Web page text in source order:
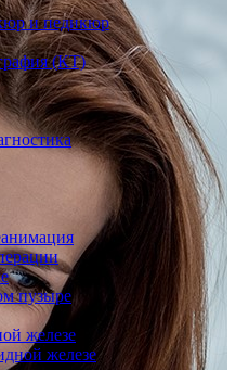
и педикюр
(КТ)
пузыре
железе
железе